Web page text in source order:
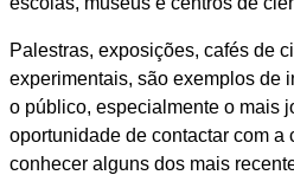
Palestras, exposições, cafés de
experimentais, são exemplos de
o público, especialmente o mais
oportunidade de contactar com a
conhecer alguns dos mais